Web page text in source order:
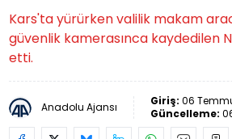
Kars'ta yürürken valilik makam
güvenlik kamerasınca kaydedilen
etti.
Anadolu Ajansı Giriş: 06
Güncelleme: